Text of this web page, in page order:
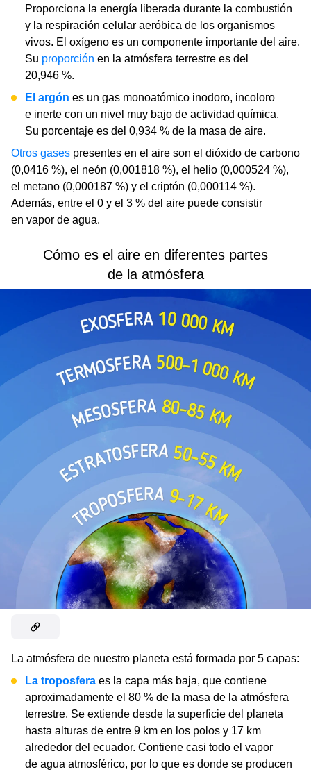
Proporciona la energía liberada durante la combustión
y la respiración celular aeróbica de los organismos
vivos. El oxígeno es un componente importante del aire.
Su proporción en la atmósfera terrestre es del
20,946 %.
El argón es un gas monoatómico inodoro, incoloro
e inerte con un nivel muy bajo de actividad química.
Su porcentaje es del 0,934 % de la masa de aire.
Otros gases presentes en el aire son el dióxido de carbono
(0,0416 %), el neón (0,001818 %), el helio (0,000524 %),
el metano (0,000187 %) y el criptón (0,000114 %).
Además, entre el 0 y el 3 % del aire puede consistir
en vapor de agua.
Cómo es el aire en diferentes partes
de la atmósfera
La atmósfera de nuestro planeta está formada por 5 capas:
La troposfera es la capa más baja, que contiene
aproximadamente el 80 % de la masa de la atmósfera
terrestre. Se extiende desde la superficie del planeta
hasta alturas de entre 9 km en los polos y 17 km
alrededor del ecuador. Contiene casi todo el vapor
de agua atmosférico, por lo que es donde se producen